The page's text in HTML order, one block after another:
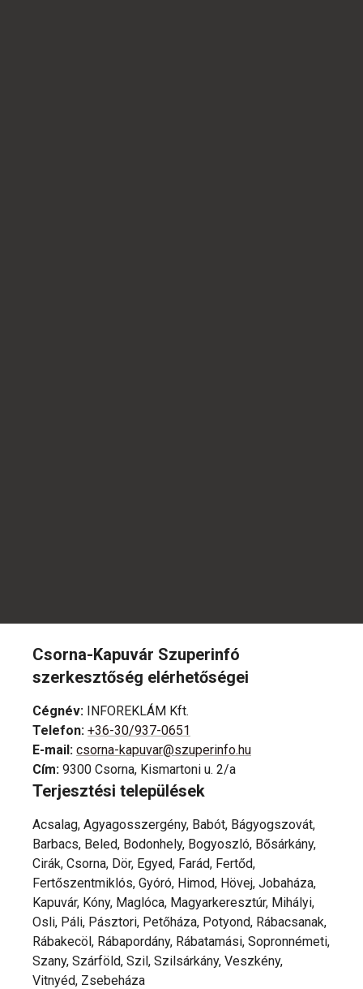
Csorna-Kapuvár Szuperinfó
szerkesztőség elérhetőségei
Cégnév: INFOREKLÁM Kft.
Telefon: +36-30/937-0651
E-mail: csorna-kapuvar@szuperinfo.hu
Cím: 9300 Csorna, Kismartoni u. 2/a
Terjesztési települések
Acsalag, Agyagosszergény, Babót, Bágyogszovát,
Barbacs, Beled, Bodonhely, Bogyoszló, Bősárkány,
Cirák, Csorna, Dör, Egyed, Farád, Fertőd,
Fertőszentmiklós, Gyóró, Himod, Hövej, Jobaháza,
Kapuvár, Kóny, Maglóca, Magyarkeresztúr, Mihályi,
Osli, Páli, Pásztori, Petőháza, Potyond, Rábacsanak,
Rábakecöl, Rábapordány, Rábatamási, Sopronnémeti,
Szany, Szárföld, Szil, Szilsárkány, Veszkény,
Vitnyéd, Zsebeháza